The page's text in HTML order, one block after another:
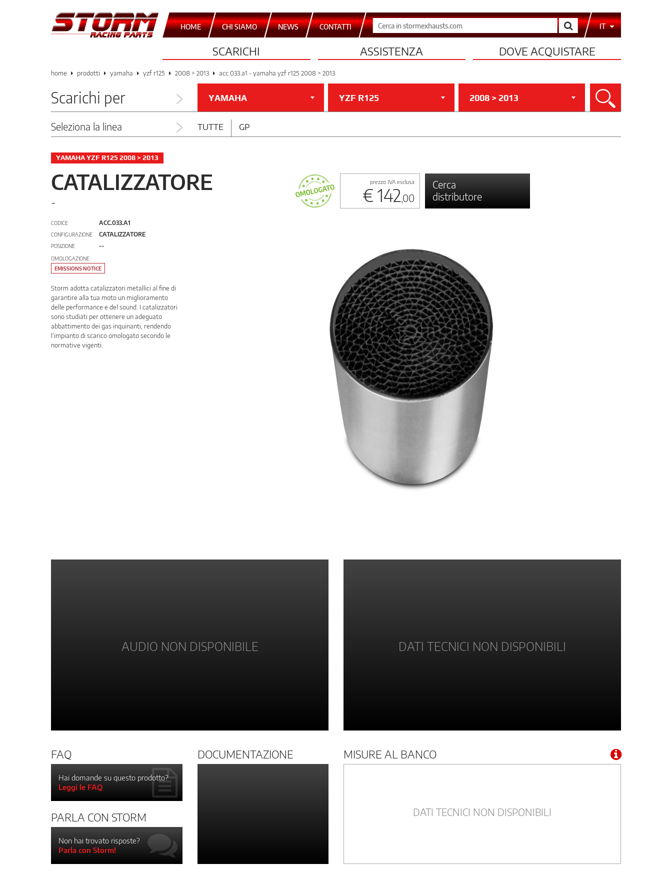
HOME CHI SIAMO NEWS CONTATTI Cerca IT
SCARICHI ASSISTENZA DOVE ACQUISTARE
home prodotti yamaha yzf r125 2008 > 2013 acc.033.a1 - yamaha yzf r125 2008 > 2013
Scarichi per YAMAHA YZF R125 2008 > 2013 Cerca
Seleziona la linea TUTTE GP
YAMAHA YZF R125 2008 > 2013
CATALIZZATORE
-
prezzo IVA esclusa
€ 142,00
Cerca
distributore
CODICE ACC.033.A1
CONFIGURAZIONE CATALIZZATORE
POSIZIONE --
OMOLOGAZIONE
EMISSIONS NOTICE
Storm adotta catalizzatori metallici al fine di
garantire alla tua moto un miglioramento
delle performance e del sound. I catalizzatori
sono studiati per ottenere un adeguato
abbattimento dei gas inquinanti, rendendo
l’impianto di scarico omologato secondo le
normative vigenti.
AUDIO NON DISPONIBILE DATI TECNICI NON DISPONIBILI
FAQ
Hai domande su questo prodotto?
Leggi le FAQ
PARLA CON STORM
Non hai trovato risposte?
Parla con Storm!
DOCUMENTAZIONE MISURE AL BANCO
DATI TECNICI NON DISPONIBILI